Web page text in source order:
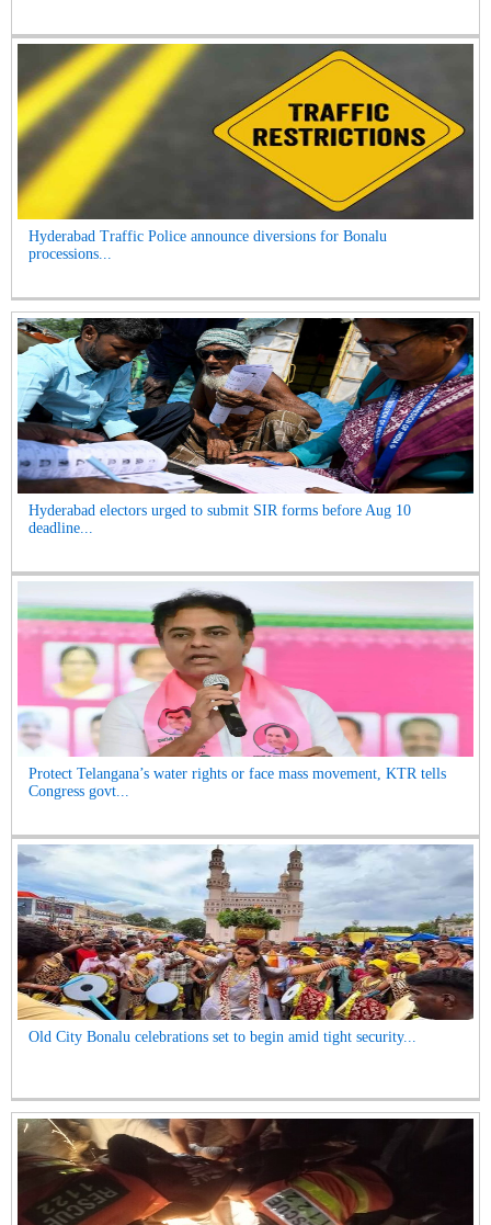
Hyderabad Traffic Police announce diversions for Bonalu
processions...
Hyderabad electors urged to submit SIR forms before Aug 10
deadline...
Protect Telangana’s water rights or face mass movement, KTR tells
Congress govt...
Old City Bonalu celebrations set to begin amid tight security...